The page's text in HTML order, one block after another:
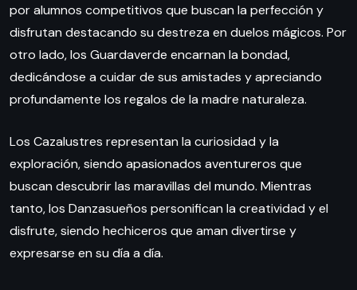
por alumnos competitivos que buscan la perfección y
disfrutan destacando su destreza en duelos mágicos. Por
otro lado, los Guardaverde encarnan la bondad,
dedicándose a cuidar de sus amistades y apreciando
profundamente los regalos de la madre naturaleza.
Los Cazalustres representan la curiosidad y la
exploración, siendo apasionados aventureros que
buscan descubrir las maravillas del mundo. Mientras
tanto, los Danzasueños personifican la creatividad y el
disfrute, siendo hechiceros que aman divertirse y
expresarse en su día a día.